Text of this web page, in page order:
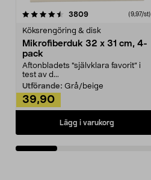
3809recensioner (9,97/st)
Köksrengöring & disk
Mikrofiberduk 32 x 31 cm, 4-
pack
Aftonbladets "självklara favorit” i
test av d...
Utförande: Grå/beige
39,90
Lägg i varukorg
4.0av 5 stjärnor